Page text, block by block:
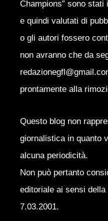
Champions” sono
e quindi valutati di
o gli autori fossero
non avranno che da
prontamente alla
Questo blog non
giornalistica in quanto
alcuna periodicità.
Non può pertanto
editoriale ai sensi della
7.03.2001.